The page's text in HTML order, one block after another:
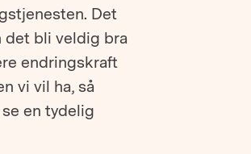
Det
det bli veldig bra
endringskraft
vi vil ha, så
en tydelig